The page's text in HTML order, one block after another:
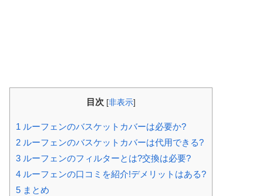
目次 [非表示]
1 ルーフェンのバスケットカバーは必要か?
2 ルーフェンのバスケットカバーは代用できる?
3 ルーフェンのフィルターとは?交換は必要?
4 ルーフェンの口コミを紹介!デメリットはある?
5 まとめ